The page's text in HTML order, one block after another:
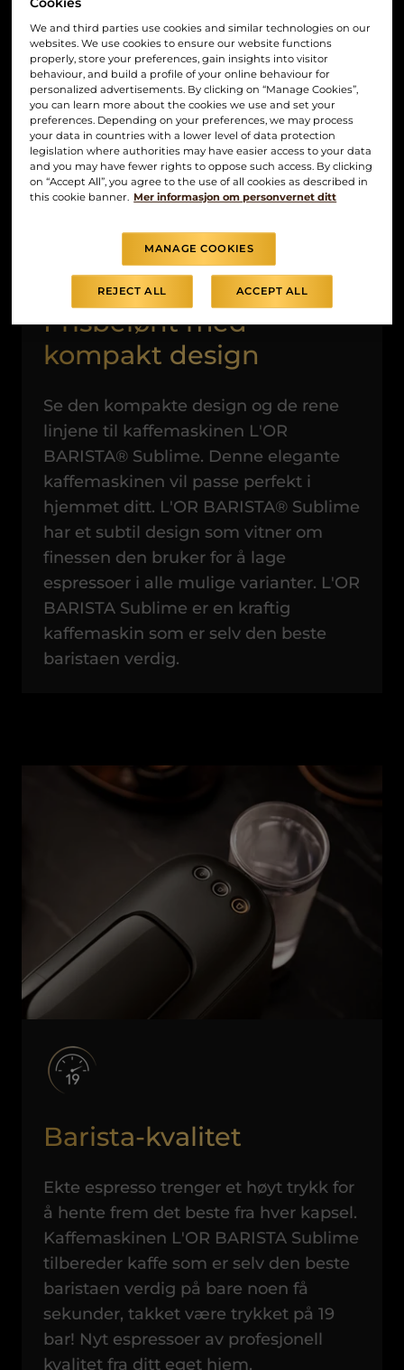
Prisbelønt med
kompakt design
Se den kompakte design og de rene
linjene til kaffemaskinen L'OR
BARISTA® Sublime. Denne elegante
kaffemaskinen vil passe perfekt i
hjemmet ditt. L'OR BARISTA® Sublime
har et subtil design som vitner om
finessen den bruker for å lage
espressoer i alle mulige varianter. L'OR
BARISTA Sublime er en kraftig
kaffemaskin som er selv den beste
baristaen verdig.
Barista-kvalitet
Ekte espresso trenger et høyt trykk for
å hente frem det beste fra hver kapsel.
Kaffemaskinen L'OR BARISTA Sublime
tilbereder kaffe som er selv den beste
baristaen verdig på bare noen få
sekunder, takket være trykket på 19
bar! Nyt espressoer av profesjonell
kvalitet fra ditt eget hjem.
We and third parties use cookies and similar technologies on our
websites. We use cookies to ensure our website functions
properly, store your preferences, gain insights into visitor
behaviour, and build a profile of your online behaviour for
personalized advertisements. By clicking on “Manage Cookies”,
you can learn more about the cookies we use and set your
preferences. Depending on your preferences, we may process
your data in countries with a lower level of data protection
legislation where authorities may have easier access to your data
and you may have fewer rights to oppose such access. By clicking
on “Accept All”, you agree to the use of all cookies as described in
this cookie banner. Mer informasjon om personvernet ditt
MANAGE COOKIES
REJECT ALL ACCEPT ALL